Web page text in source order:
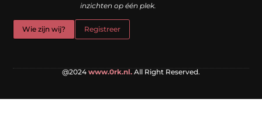
inzichten op één plek.
Wie zijn wij? Registreer
@2024 www.0rk.nl. All Right Reserved.